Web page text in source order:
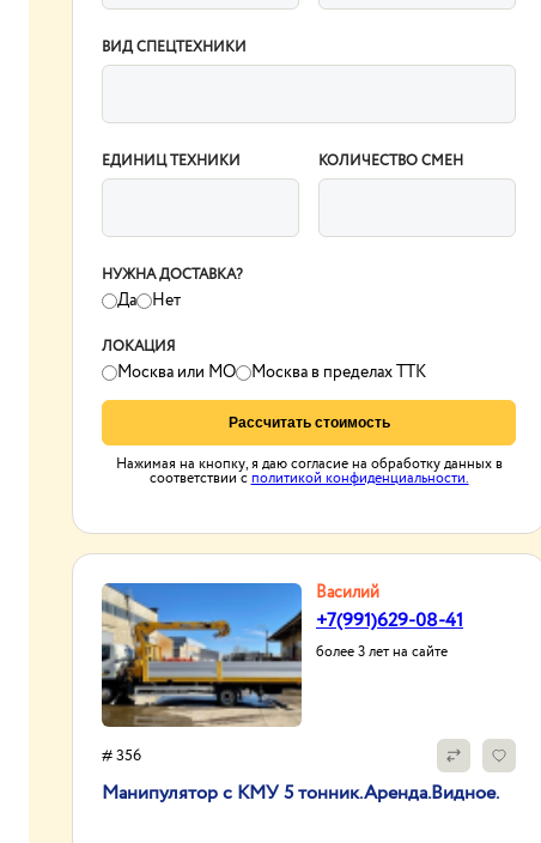
ВИД СПЕЦТЕХНИКИ
ЕДИНИЦ ТЕХНИКИ КОЛИЧЕСТВО СМЕН
НУЖНА ДОСТАВКА?
Да Нет
ЛОКАЦИЯ
Москва или МО Москва в пределах ТТК
Рассчитать стоимость
Нажимая на кнопку, я даю согласие на обработку данных в
соответствии сполитикой конфиденциальности.
Василий
+7(991)629-08-41
более 3 лет на сайте
# 356
Манипулятор с КМУ 5 тонник.Аренда.Видное.